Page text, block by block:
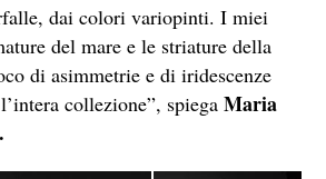
dai colori variopinti. I miei
del mare e le striature della
di asimmetrie e di iridescenze
collezione”, spiega Maria